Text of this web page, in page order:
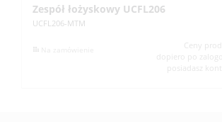
Zespół łożyskowy UCFL206
UCFL206-MTM
Ceny
dopiero po
posiadasz